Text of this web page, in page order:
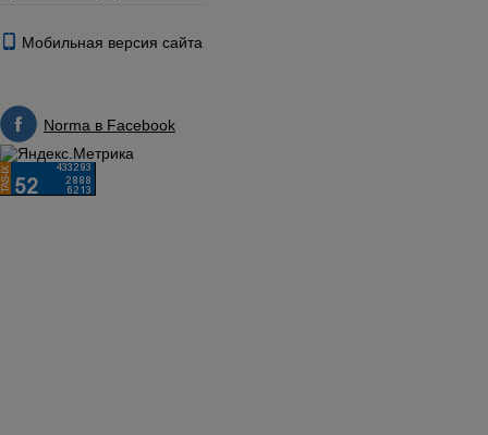
Мобильная версия сайта
Norma в Facebook